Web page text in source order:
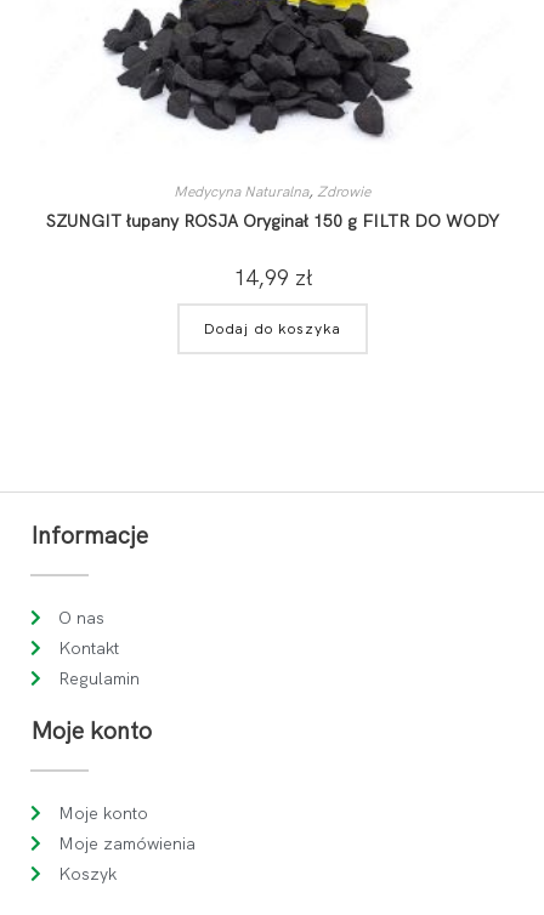
Medycyna Naturalna,Zdrowie
SZUNGIT łupany ROSJA Oryginał 150 g FILTR DO WODY
14,99 zł
Dodaj do koszyka
Informacje
O nas
Kontakt
Regulamin
Moje konto
Moje konto
Moje zamówienia
Koszyk